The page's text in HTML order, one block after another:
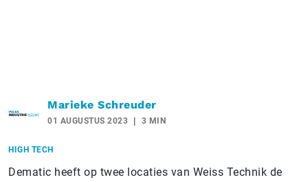
Marieke Schreuder
01 AUGUSTUS 2023 3 MIN
HIGH TECH
Dematic heeft op twee locaties van Weiss Technik de